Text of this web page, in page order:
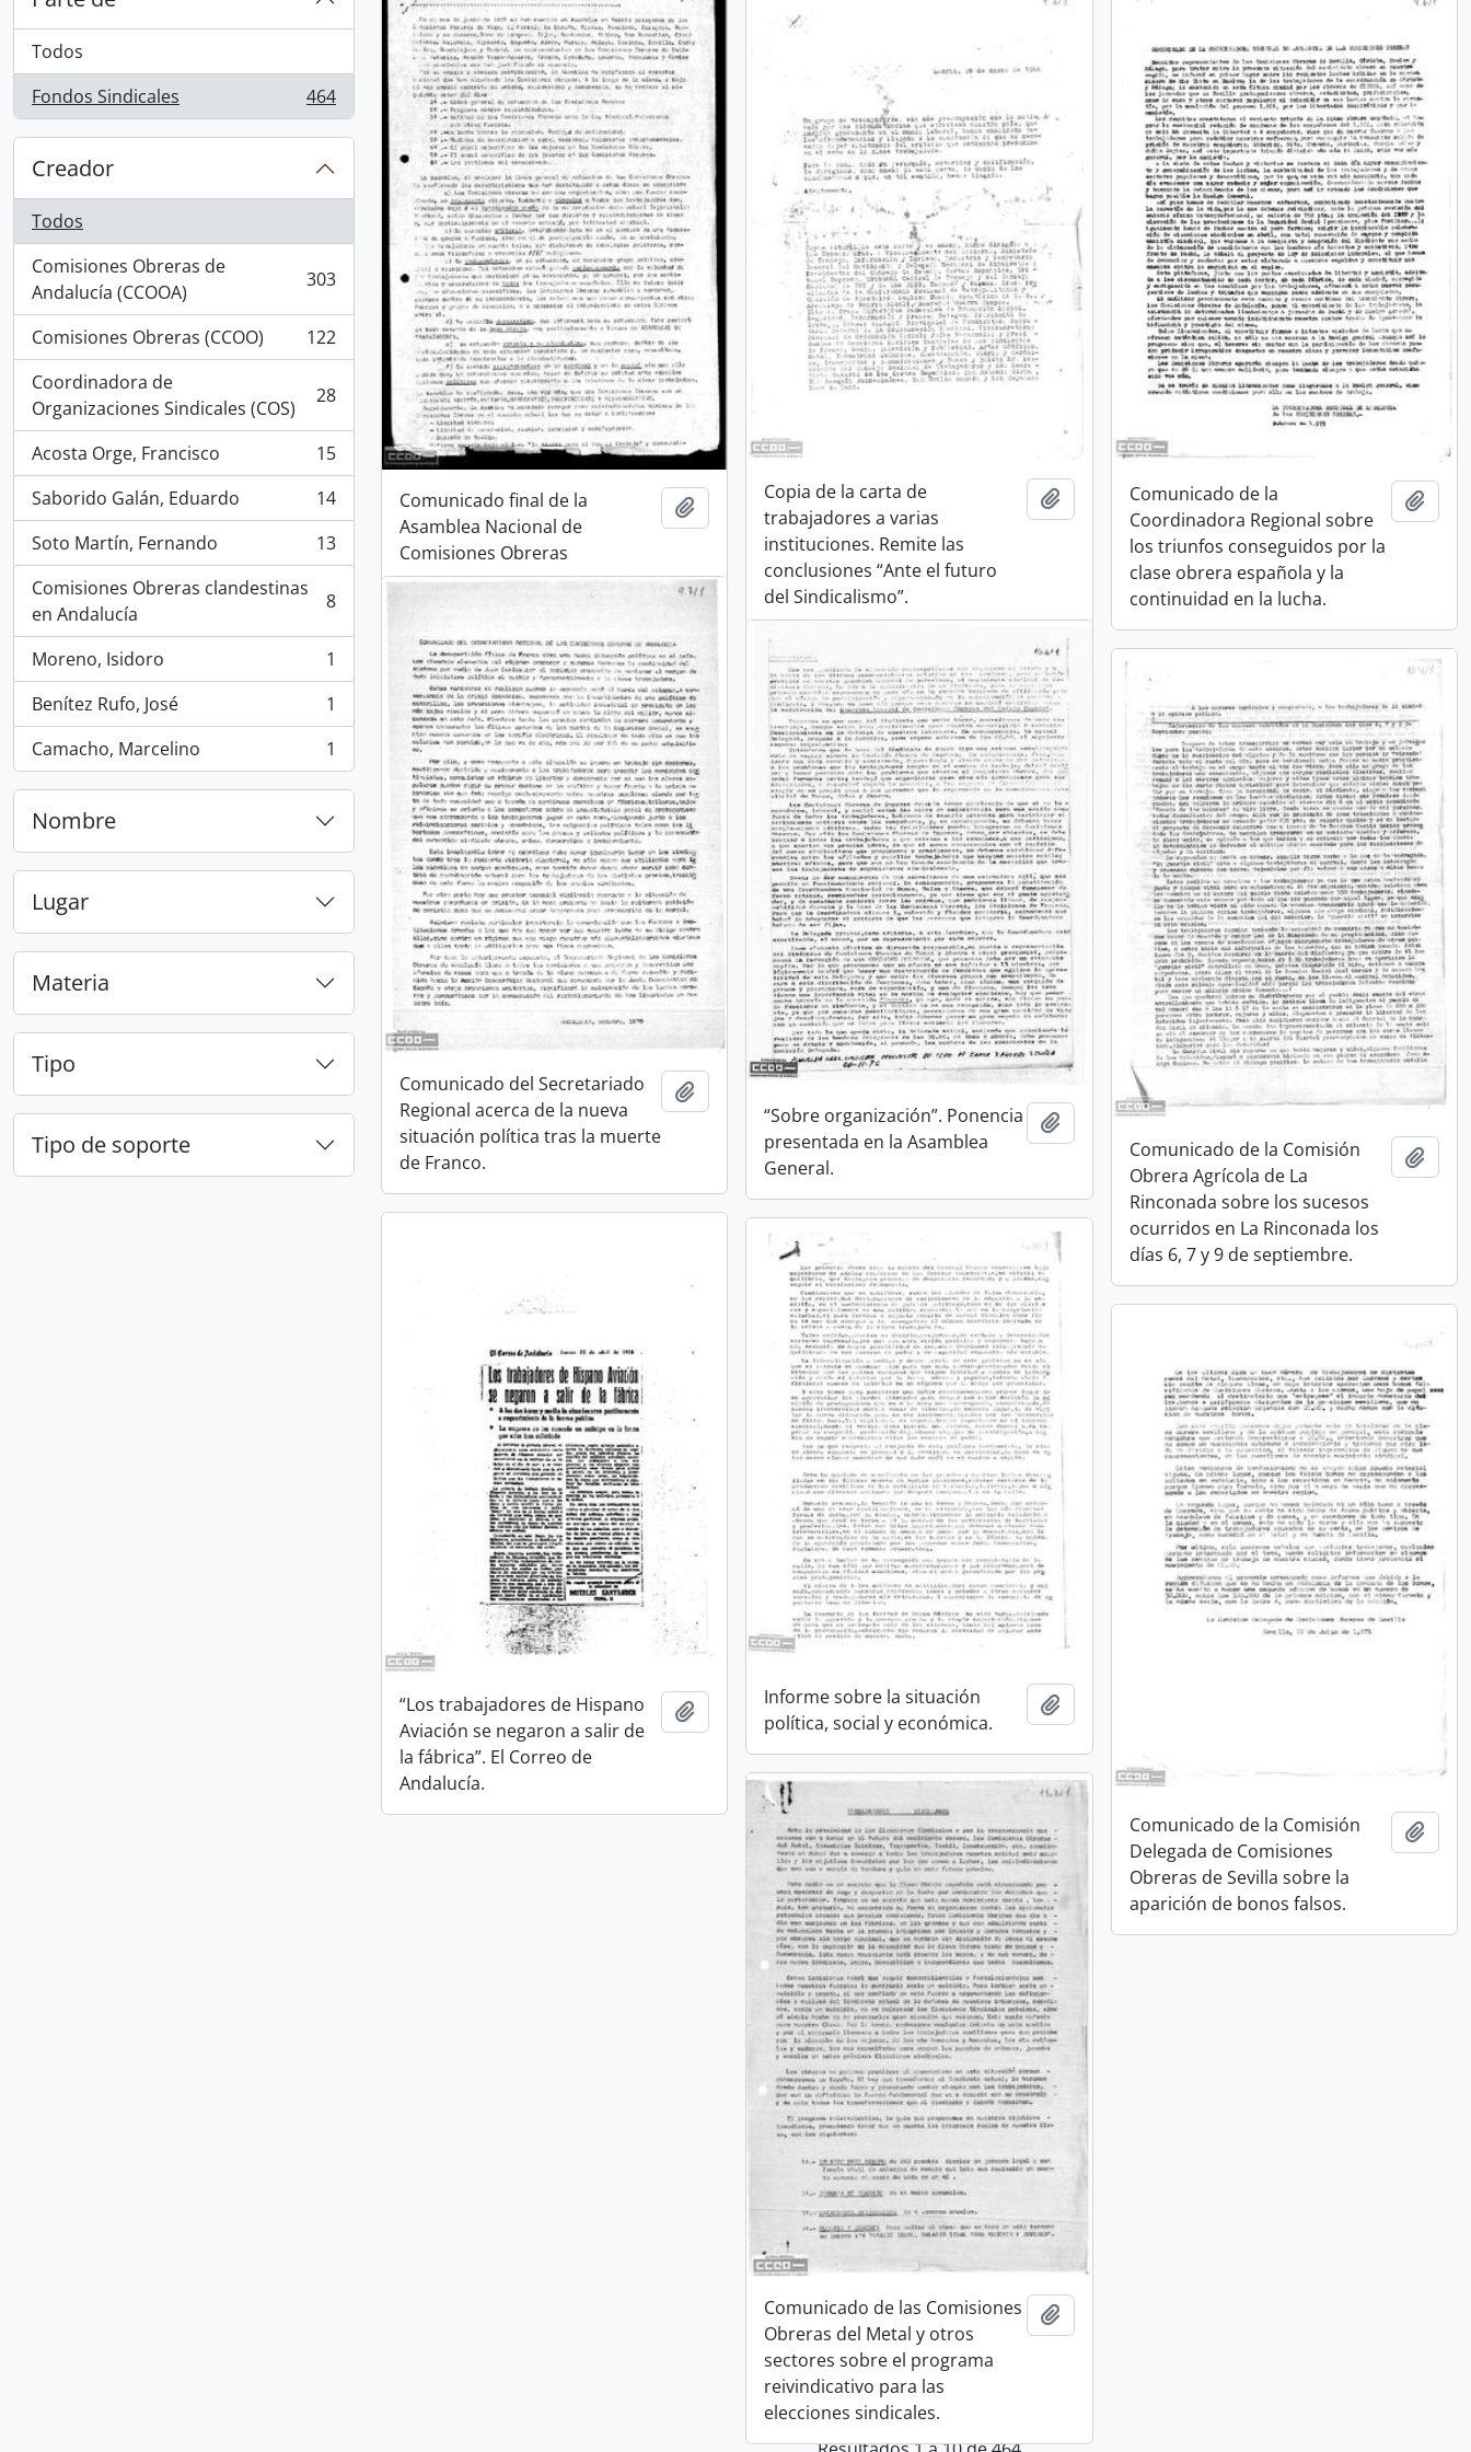
Todos
Fondos Sindicales
, 464 resultados 464
Creador
Todos
Comisiones Obreras de
Andalucía (CCOOA)
, 303 resultados 303
Comisiones Obreras (CCOO)
, 122 resultados
122
Coordinadora de
Organizaciones Sindicales (COS)
, 28 resultados 28
Acosta Orge, Francisco
, 15 resultados
15
Saborido Galán, Eduardo
, 14 resultados
14
Soto Martín, Fernando
, 13 resultados
13
Comisiones Obreras clandestinas
en Andalucía
, 8 resultados 8
Moreno, Isidoro
, 1 resultados
1
Benítez Rufo, José
, 1 resultados
1
Camacho, Marcelino
, 1 resultados 1
Nombre
Lugar
Materia
Tipo
Tipo de soporte
Comunicado final de la
Asamblea Nacional de
Comisiones Obreras
Añadir al portapapeles
Copia de la carta de
trabajadores a varias
instituciones. Remite las
conclusiones “Ante el futuro
del Sindicalismo”.
Añadir al portapapeles
Comunicado de la
Coordinadora Regional sobre
los triunfos conseguidos por la
clase obrera española y la
continuidad en la lucha.
Comunicado del Secretariado
Regional acerca de la nueva
situación política tras la muerte
de Franco.
“Sobre organización”. Ponencia
presentada en la Asamblea
General.
Añadir al portapapeles
Comunicado de la Comisión
Obrera Agrícola de La
Rinconada sobre los sucesos
ocurridos en La Rinconada los
días 6, 7 y 9 de septiembre.
“Los trabajadores de Hispano
Aviación se negaron a salir de
la fábrica”. El Correo de
Andalucía.
Añadir al portapapeles
Informe sobre la situación
política, social y económica.
Añadir al portapapeles
Comunicado de la Comisión
Delegada de Comisiones
Obreras de Sevilla sobre la
aparición de bonos falsos.
Comunicado de las Comisiones
Obreras del Metal y otros
sectores sobre el programa
reivindicativo para las
elecciones sindicales.
Añadir al portapapeles